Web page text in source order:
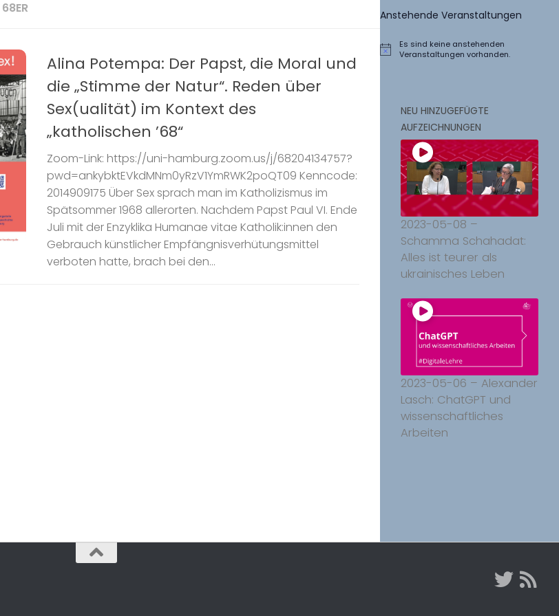
68ER
Alina Potempa: Der Papst, die Moral und
die „Stimme der Natur“. Reden über
Sex(ualität) im Kontext des
„katholischen ’68“
Zoom-Link: https://uni-hamburg.zoom.us/j/68204134757?
pwd=ankybktEVkdMNm0yRzV1YmRWK2poQT09 Kenncode:
2014909175 Über Sex sprach man im Katholizismus im
Spätsommer 1968 allerorten. Nachdem Papst Paul VI. Ende
Juli mit der Enzyklika Humanae vitae Katholik:innen den
Gebrauch künstlicher Empfängnisverhütungsmittel
verboten hatte, brach bei den...
Anstehende Veranstaltungen
Hinweis
Es sind keine anstehenden
Veranstaltungen vorhanden.
NEU HINZUGEFÜGTE
AUFZEICHNUNGEN
2023-05-08 –
Schamma Schahadat:
Alles ist teurer als
ukrainisches Leben
2023-05-06 – Alexander
Lasch: ChatGPT und
wissenschaftliches
Arbeiten